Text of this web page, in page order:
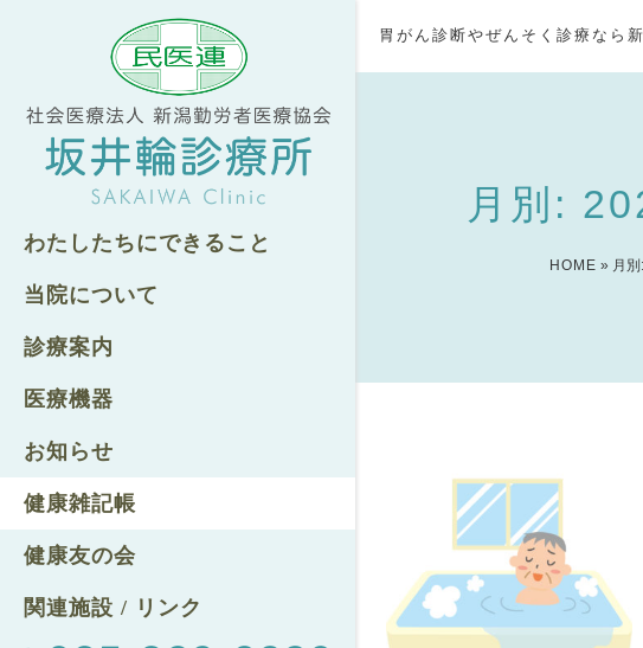
わたしたちにできること
当院について
診療案内
医療機器
お知らせ
健康雑記帳
健康友の会
関連施設 / リンク
胃がん診断やぜんそく診療なら
月別:
HOME » 月別